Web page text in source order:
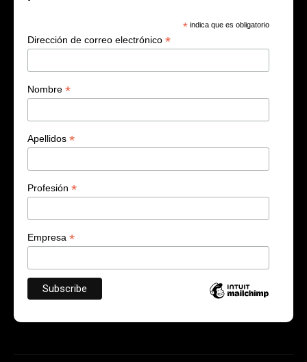
* indica que es obligatorio
Dirección de correo electrónico *
Nombre *
Apellidos *
Profesión *
Empresa *